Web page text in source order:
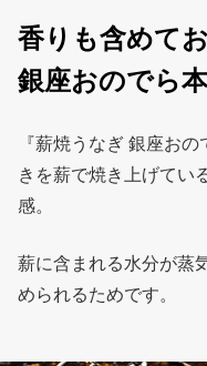
香りも含めて
銀座おのでら
『薪焼うなぎ 銀座お
きを薪で焼き上げてい
感。
薪に含まれる水分が蒸
められるためです。